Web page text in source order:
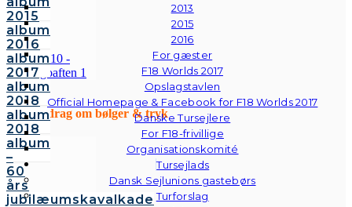
2013
2015
2016
For gæster
F18 Worlds 2017
Opslagstavlen
Official Homepage & Facebook for F18 Worlds 2017
Danske Tursejlere
For F18-frivillige
Organisationskomité
Tursejlads
Dansk Sejlunions gastebørs
Turforslag
2015
album
2016
album
2017
album
2018
album
2018
album
–
60
års
jubilæumskavalkade
Foredrag om bølger & tryk